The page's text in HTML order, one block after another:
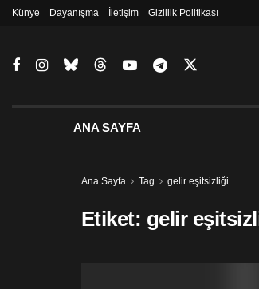
Künye Dayanışma İletişim Gizlilik Politikası
ANA SAYFA
Ana Sayfa Tag gelir eşitsizliği
Etiket: gelir